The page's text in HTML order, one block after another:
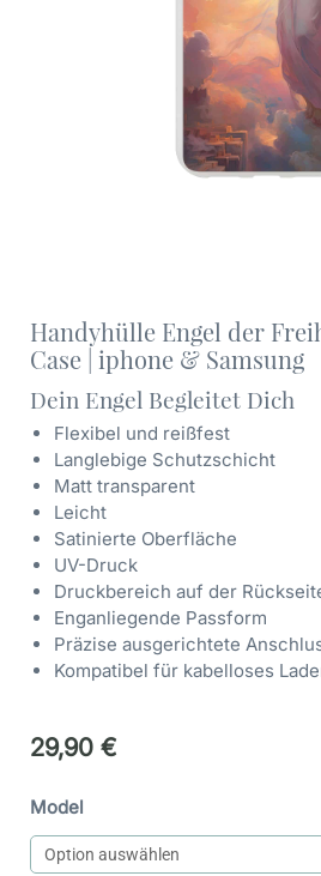
Handyhülle Engel der
Case | iphone & Samsung
Dein Engel Begleitet Dich
Flexibel und reißfest
Langlebige Schutzschicht
Matt transparent
Leicht
Satinierte Oberfläche
UV-Druck
Druckbereich auf der
Enganliegende Passform
Präzise ausgerichtete
Kompatibel für kabelloses
29,90 €
Model
Handyhülle
der